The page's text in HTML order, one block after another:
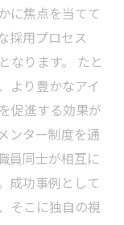
に焦点を当てて
採用プロセス
なります。 たと
より豊かなアイ
促進する効果が
ンター制度を通
員同士が相互に
成功事例として
そこに独自の視